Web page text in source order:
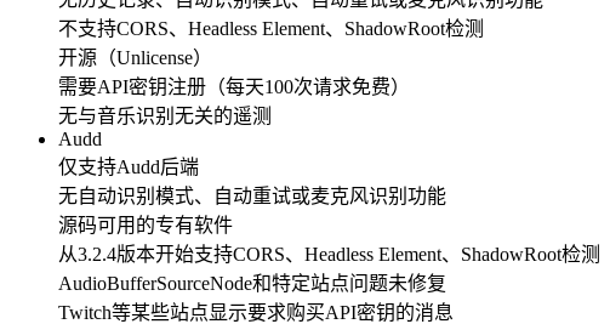
不支持CORS、Headless Element、ShadowRoot检测
开源（Unlicense）
需要API密钥注册（每天100次请求免费）
无与音乐识别无关的遥测
Audd
仅支持Audd后端
无自动识别模式、自动重试或麦克风识别功能
源码可用的专有软件
从3.2.4版本开始支持CORS、Headless Element、ShadowRoot检
AudioBufferSourceNode和特定站点问题未修复
Twitch等某些站点显示要求购买API密钥的消息